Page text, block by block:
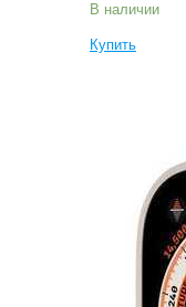
В наличии
Купить